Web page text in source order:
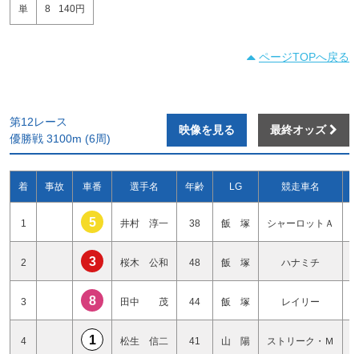
単 8 140円
ページTOPへ戻る
第12レース
優勝戦 3100m (6周)
映像を見る 最終オッズ
着 事故 車番 選手名 年齢 LG 競走車名
1 5 井村 淳一 38 飯 塚 シャーロットＡ
2 3 桜木 公和 48 飯 塚 ハナミチ
3 8 田中 茂 44 飯 塚 レイリー
4 1 松生 信二 41 山 陽 ストリーク・Ｍ